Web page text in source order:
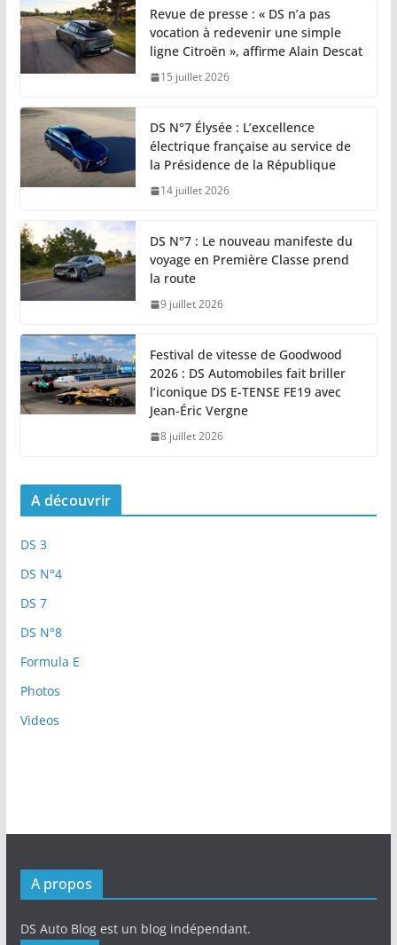
Revue de presse : « DS n’a pas
vocation à redevenir une simple
ligne Citroën », affirme Alain Descat
15 juillet 2026
DS N°7 Élysée : L’excellence
électrique française au service de
la Présidence de la République
14 juillet 2026
DS N°7 : Le nouveau manifeste du
voyage en Première Classe prend
la route
9 juillet 2026
Festival de vitesse de Goodwood
2026 : DS Automobiles fait briller
l’iconique DS E-TENSE FE19 avec
Jean-Éric Vergne
8 juillet 2026
A découvrir
DS 3
DS N°4
DS 7
DS N°8
Formula E
Photos
Videos
A propos
DS Auto Blog est un blog indépendant.